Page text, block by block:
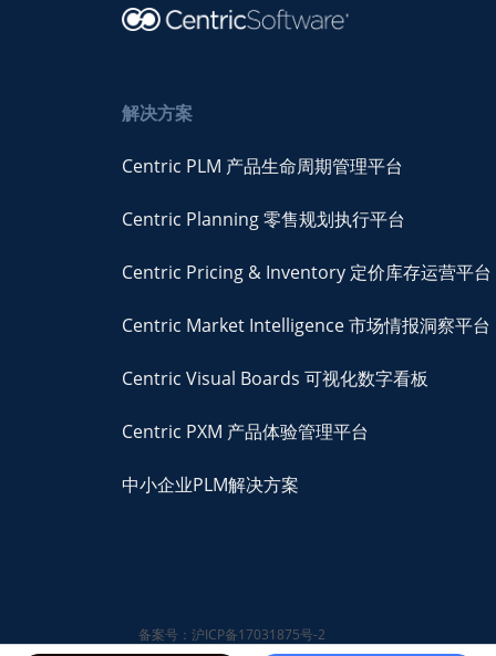
解决方案
Centric PLM 产品生命周期管理平台
Centric Planning 零售规划执行平台
Centric Pricing & Inventory 定价库存运营平台
Centric Market Intelligence 市场情报洞察平台
Centric Visual Boards 可视化数字看板
Centric PXM 产品体验管理平台
中小企业PLM解决方案
备案号：沪ICP备17031875号-2